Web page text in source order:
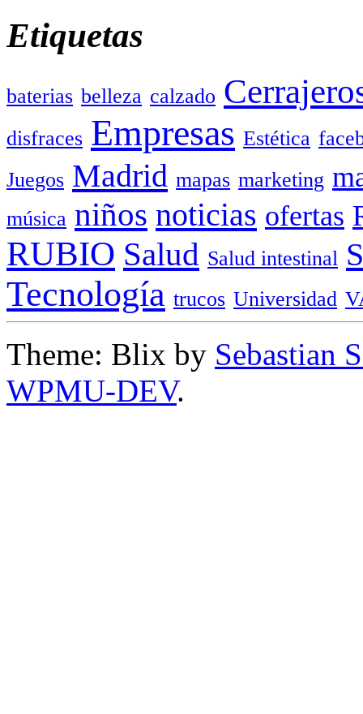
Etiquetas
baterias belleza calzado
disfraces Empresas Estética
Juegos Madrid mapas marketing
música niños noticias ofertas
RUBIO Salud Salud intestinal
Tecnología trucos Universidad
Theme: Blix by Sebastian
WPMU-DEV.